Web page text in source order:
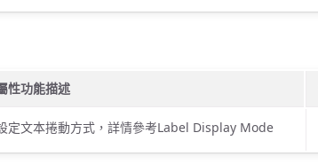
性功能描述
定文本捲動方式，詳情參考Label Display Mode